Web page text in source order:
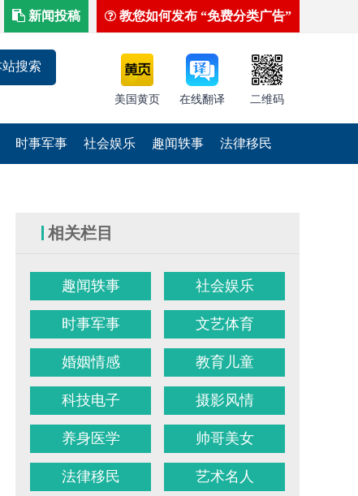
教您如何发布 “免费分类广告”
新闻投稿
美国黄页 在线翻译 二维码
时事军事 社会娱乐 趣闻轶事 法律移民
相关栏目
趣闻轶事 社会娱乐
时事军事 文艺体育
婚姻情感 教育儿童
科技电子 摄影风情
养身医学 帅哥美女
法律移民 艺术名人